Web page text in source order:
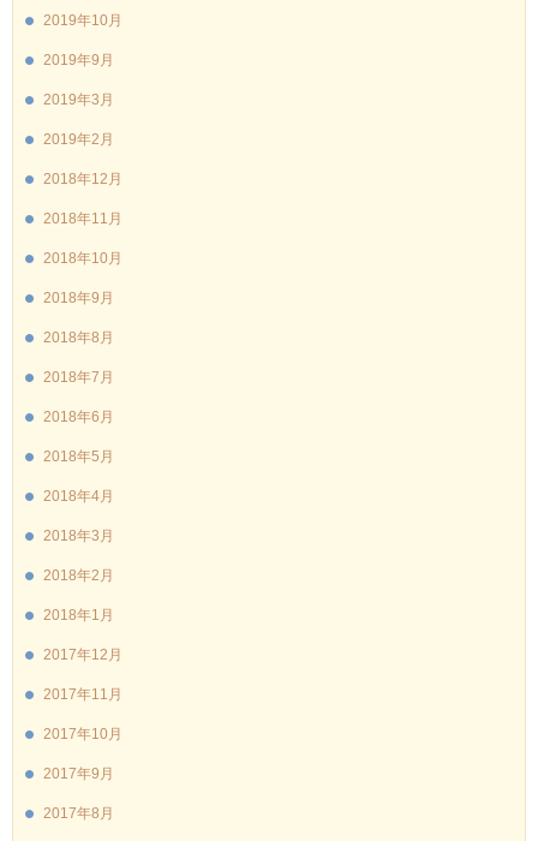
2019年10月
2019年9月
2019年3月
2019年2月
2018年12月
2018年11月
2018年10月
2018年9月
2018年8月
2018年7月
2018年6月
2018年5月
2018年4月
2018年3月
2018年2月
2018年1月
2017年12月
2017年11月
2017年10月
2017年9月
2017年8月